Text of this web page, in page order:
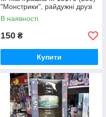
"Монстрики", райдужні друзі
В наявності
150 ₴
Купити